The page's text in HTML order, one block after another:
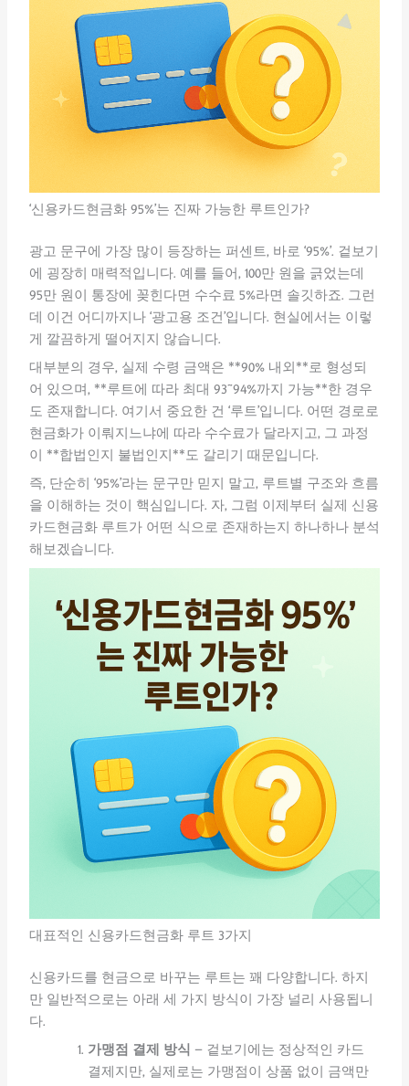
‘신용카드현금화 95%’는 진짜 가능한 루트인가?
광고 문구에 가장 많이 등장하는 퍼센트, 바로 ‘95%’. 겉보기
에 굉장히 매력적입니다. 예를 들어, 100만 원을 긁었는데
95만 원이 통장에 꽂힌다면 수수료 5%라면 솔깃하죠. 그런
데 이건 어디까지나 ‘광고용 조건’입니다. 현실에서는 이렇
게 깔끔하게 떨어지지 않습니다.
대부분의 경우, 실제 수령 금액은 **90% 내외**로 형성되
어 있으며, **루트에 따라 최대 93~94%까지 가능**한 경우
도 존재합니다. 여기서 중요한 건 ‘루트’입니다. 어떤 경로로
현금화가 이뤄지느냐에 따라 수수료가 달라지고, 그 과정
이 **합법인지 불법인지**도 갈리기 때문입니다.
즉, 단순히 ‘95%’라는 문구만 믿지 말고, 루트별 구조와 흐름
을 이해하는 것이 핵심입니다. 자, 그럼 이제부터 실제 신용
카드현금화 루트가 어떤 식으로 존재하는지 하나하나 분석
해보겠습니다.
대표적인 신용카드현금화 루트 3가지
신용카드를 현금으로 바꾸는 루트는 꽤 다양합니다. 하지
만 일반적으로는 아래 세 가지 방식이 가장 널리 사용됩니
다.
가맹점 결제 방식 – 겉보기에는 정상적인 카드
결제지만, 실제로는 가맹점이 상품 없이 금액만